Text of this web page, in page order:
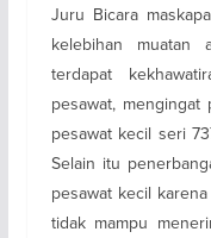
Juru Bicara
kelebihan muatan
terdapat
pesawat, mengingat
pesawat kecil seri
Selain itu
pesawat kecil
tidak mampu